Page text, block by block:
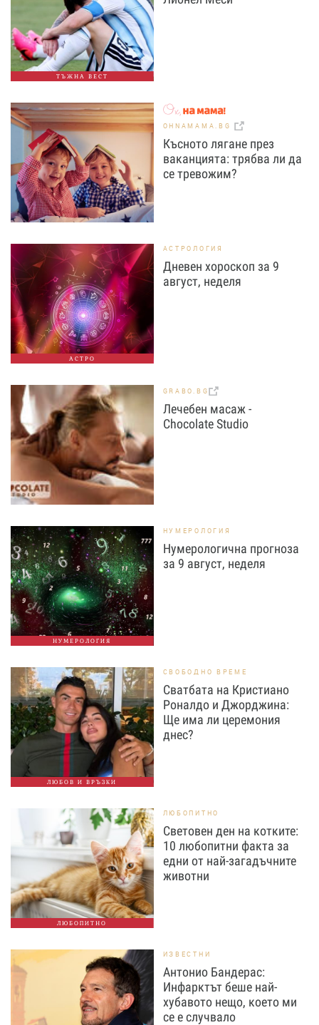
ТЪЖНА ВЕСТ
OHNAMAMA.BG
Късното лягане през
ваканцията: трябва ли да
се тревожим?
АСТРО
АСТРОЛОГИЯ
Дневен хороскоп за 9
август, неделя
GRABO.BG
Лечебен масаж -
Chocolate Studio
НУМЕРОЛОГИЯ
НУМЕРОЛОГИЯ
Нумерологична прогноза
за 9 август, неделя
ЛЮБОВ И ВРЪЗКИ
СВОБОДНО ВРЕМЕ
Сватбата на Кристиано
Роналдо и Джорджина:
Ще има ли церемония
днес?
ЛЮБОПИТНО
ЛЮБОПИТНО
Световен ден на котките:
10 любопитни факта за
едни от най-загадъчните
животни
ИЗВЕСТНИ
Антонио Бандерас:
Инфарктът беше най-
хубавото нещо, което ми
се е случвало